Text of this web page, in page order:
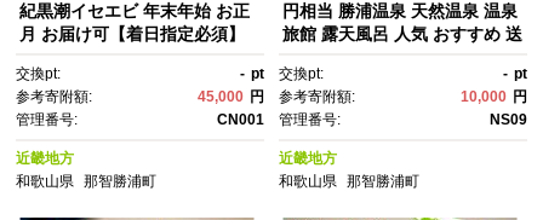
紀黒潮イセエビ 年末年始 お正
月 お届け可【着日指定必須】
たて 人気 伊勢エビ 新鮮伊勢海
老 南紀伊勢海老 人気伊勢海
老 イセエビ いせえび 海老 エ
ビ えび ebi iseebi 刺身 焼き
物 お味噌汁 鍋 おすすめ 送料無
料 和歌山県 那智勝浦町
交換pt: - pt
参考寄附額:
45,000 円
管理番号:
CN001
近畿地方
和歌山県
那智勝浦町
円相当 勝浦温泉 天然温泉 温泉
旅館 露天風呂 人気 おすすめ 送
sen nachikatsuura 南紀勝浦
温泉 紀伊勝浦温泉
交換pt: - pt
参考寄附額:
10,000 円
管理番号:
NS09
近畿地方
和歌山県 那智勝浦町